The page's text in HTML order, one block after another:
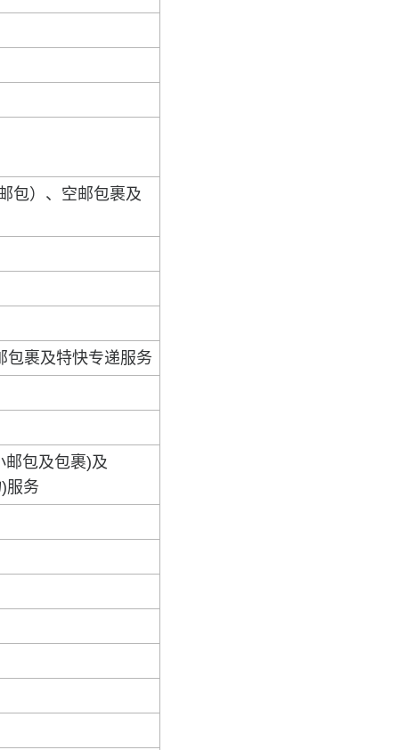
包）、空邮包裹及
包裹及特快专递服务
邮包及包裹)及
服务